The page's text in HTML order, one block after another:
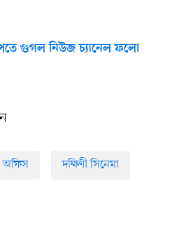
গুগল নিউজ চ্যানেল ফলো
অফিস দক্ষিণী সিনেমা